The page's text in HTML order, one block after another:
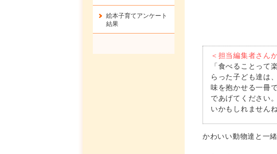
＜担当編集者さん
「食べることって
らった子ども達は
味を抱かせる一冊
であげてください
いかもしれませんね
かわいい動物達と一
絵本子育てアンケート
結果